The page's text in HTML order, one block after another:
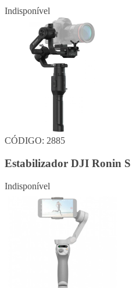
Indisponível
CÓDIGO: 2885
Estabilizador DJI Ronin S
Indisponível